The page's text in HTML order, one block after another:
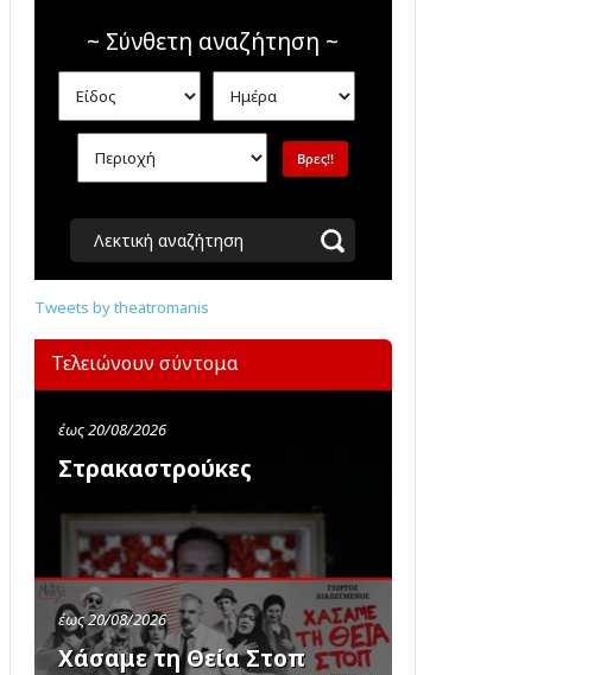
~ Σύνθετη αναζήτηση ~
Λεκτική αναζήτηση
Tweets by theatromanis
Τελειώνουν σύντομα
έως 20/08/2026
Στρακαστρούκες
έως 20/08/2026
Χάσαμε τη Θεία Στοπ